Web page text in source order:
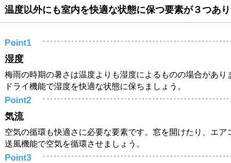
温度以外にも室内を快適な状態に保つ要素が３つあ
Point1
湿度
梅雨の時期の暑さは温度よりも湿度によるものの場合があり
ドライ機能で湿度を快適な状態に保ちましょう。
Point2
気流
空気の循環も快適さに必要な要素です。窓を開けたり、エア
送風機能で空気を循環させましょう。
Point3